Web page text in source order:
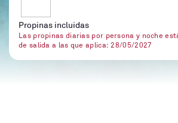
Propinas incluidas
Las propinas diarias por persona y noche
de salida a las que aplica: 28/05/2027